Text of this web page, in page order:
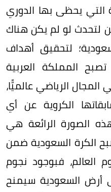
التي يحظى بها الدوري
لتحدث لو لم يكن هناك
لتحقيق أهداف
المملكة العربية
الرياضي عالميًّا،
الكروية عن أي
الصورة الرائعة هي
الكرة السعودية ضمن
العالم، فبوجود نجوم
أرض السعودية سيمنح